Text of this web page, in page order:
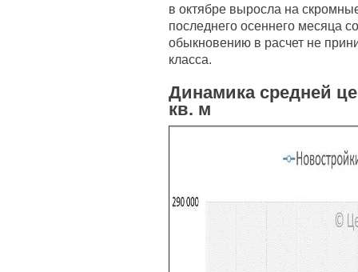
в октябре выросла на
последнего осеннего месяца
обыкновению в расчет не
класса.
Динамика средней
кв. м